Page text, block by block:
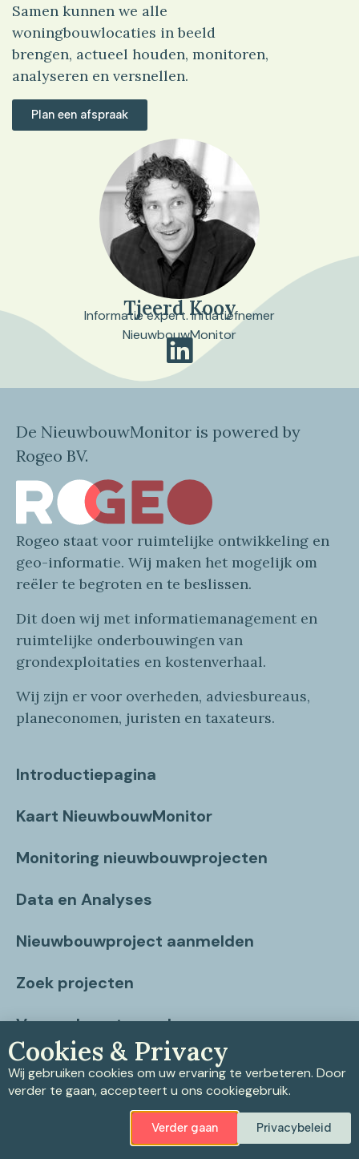
Samen kunnen we alle
woningbouwlocaties in beeld
brengen, actueel houden, monitoren,
analyseren en versnellen.
Plan een afspraak
Tjeerd Kooy
Informatie expert. Initiatiefnemer
NieuwbouwMonitor
De NieuwbouwMonitor is powered by
Rogeo BV.
Rogeo staat voor ruimtelijke ontwikkeling en
geo-informatie. Wij maken het mogelijk om
reëler te begroten en te beslissen.
Dit doen wij met informatiemanagement en
ruimtelijke onderbouwingen van
grondexploitaties en kostenverhaal.
Wij zijn er voor overheden, adviesbureaus,
planeconomen, juristen en taxateurs.
Introductiepagina
Kaart NieuwbouwMonitor
Monitoring nieuwbouwprojecten
Data en Analyses
Nieuwbouwproject aanmelden
Zoek projecten
Vragen beantwoord
Contact
Cookiebeleid
Cookies & Privacy
Wij gebruiken cookies om uw ervaring te verbeteren. Door
verder te gaan, accepteert u ons cookiegebruik.
Verder gaan Privacybeleid